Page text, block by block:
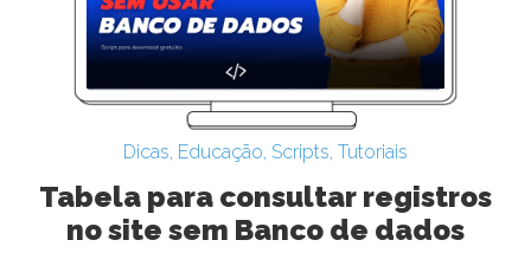
Dicas, Educação, Scripts, Tutoriais
Tabela para consultar registros
no site sem Banco de dados